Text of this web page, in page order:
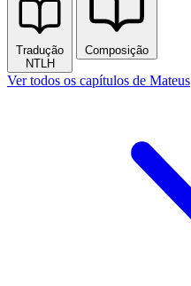
Tradução
NTLH
Composição
Ver todos os capítulos de Mateus